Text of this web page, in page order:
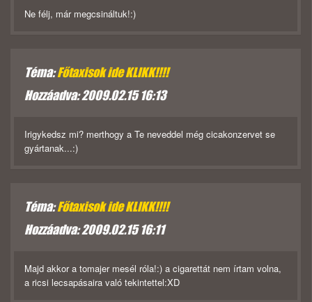
Ne félj, már megcsináltuk!:)
Téma:Főtaxisok ide KLIKK!!!!
Hozzáadva: 2009.02.15 16:13
Irigykedsz mi? merthogy a Te neveddel még cicakonzervet se
gyártanak...:)
Téma:Főtaxisok ide KLIKK!!!!
Hozzáadva: 2009.02.15 16:11
Majd akkor a tomajer mesél róla!:) a cigarettát nem írtam volna,
a ricsi lecsapásaira való tekintettel:XD